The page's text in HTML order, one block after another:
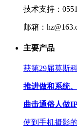
技术支持：
邮箱：
主要产品
获第29届莫斯
推进做和系统
曲击通俗人做
使到手机摄影